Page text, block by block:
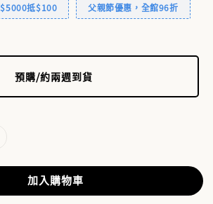
抵$100 父親節優惠，全館96折
預購/約兩週到貨
加入購物車